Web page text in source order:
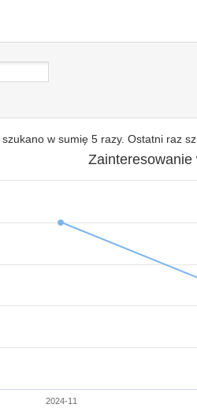
w sumię 5 razy. Ostatni raz
2024-11